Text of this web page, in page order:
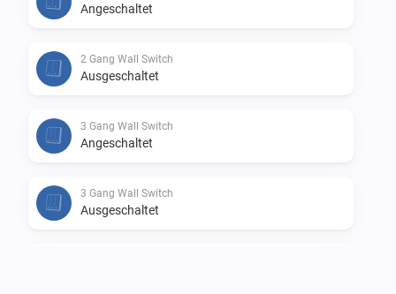
Angeschaltet
2 Gang Wall Switch
Ausgeschaltet
3 Gang Wall Switch
Angeschaltet
3 Gang Wall Switch
Ausgeschaltet